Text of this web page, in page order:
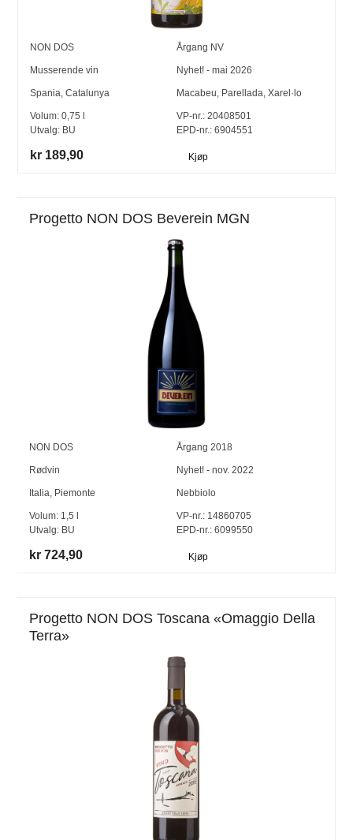
NON DOS Årgang NV
Musserende vin Nyhet! - mai 2026
Spania,Catalunya Macabeu, Parellada, Xarel·lo
Volum:0,75
Utvalg: BU
VP-nr.: 20408501
EPD-nr.: 6904551
kr 189,90 Kjøp
Progetto NON DOS Beverein MGN
NON DOS Årgang 2018
Rødvin Nyhet! - nov. 2022
Italia, Piemonte Nebbiolo
Volum: 1,5
Utvalg: BU
VP-nr.:14860705
EPD-nr.: 6099550
kr 724,90 Kjøp
Progetto NON DOS Toscana «Omaggio Della
Terra»